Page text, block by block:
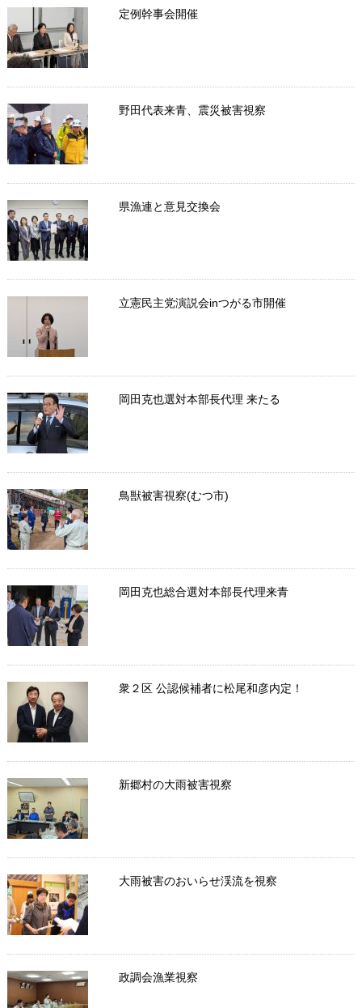
定例幹事会開催
野田代表来青、震災被害視察
県漁連と意見交換会
立憲民主党演説会inつがる市開催
岡田克也選対本部長代理 来たる
鳥獣被害視察(むつ市)
岡田克也総合選対本部長代理来青
衆２区 公認候補者に松尾和彦内定！
新郷村の大雨被害視察
大雨被害のおいらせ渓流を視察
政調会漁業視察